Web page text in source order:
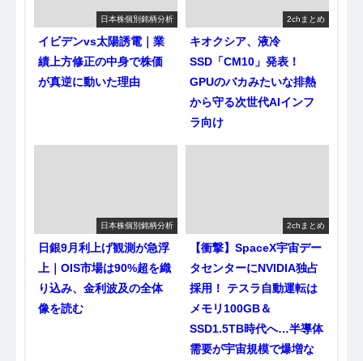
日本株個別銘柄分析
イビデンvs太陽誘電｜業
績上方修正の中身で株価
が真逆に動いた理由
2chまとめ
キオクシア、液冷
SSD「CM10」発表！
GPUのバカみたいな排熱
から守る次世代AIインフ
ラ向け
日本株個別銘柄分析
日銀9月利上げ観測が急浮
上｜OIS市場は90%超を織
り込み、金利波及の全体
像を読む
2chまとめ
【衝撃】SpaceX宇宙デー
タセンターにNVIDIA独占
採用！ テスラ自動運転は
メモリ100GB＆
SSD1.5TB時代へ…半導体
需要が宇宙規模で爆増な